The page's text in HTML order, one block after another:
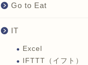
Go to Eat
IT
Excel
IFTTT（イフト）